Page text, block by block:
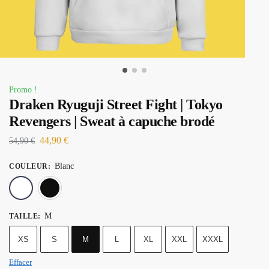
Promo !
Draken Ryuguji Street Fight | Tokyo
Revengers | Sweat à capuche brodé
54,90€ 44,90 €
COULEUR : Blanc
TAILLE: M
XS S M L XL XXL XXXL
Effacer